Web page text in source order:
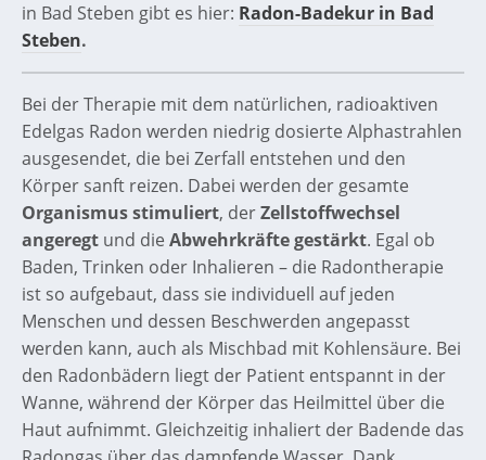
in Bad Steben gibt es hier: Radon-Badekur in Bad
Steben.
Bei der Therapie mit dem natürlichen, radioaktiven
Edelgas Radon werden niedrig dosierte Alphastrahlen
ausgesendet, die bei Zerfall entstehen und den
Körper sanft reizen. Dabei werden der gesamte
Organismus stimuliert, derZellstoffwechsel
angeregt und die Abwehrkräfte gestärkt. Egal ob
Baden, Trinken oder Inhalieren – die Radontherapie
ist so aufgebaut, dass sie individuell auf jeden
Menschen und dessen Beschwerden angepasst
werden kann, auch als Mischbad mit Kohlensäure. Bei
den Radonbädern liegt der Patient entspannt in der
Wanne, während der Körper das Heilmittel über die
Haut aufnimmt. Gleichzeitig inhaliert der Badende das